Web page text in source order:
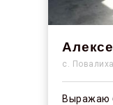
с. Повалиха
Выражаю